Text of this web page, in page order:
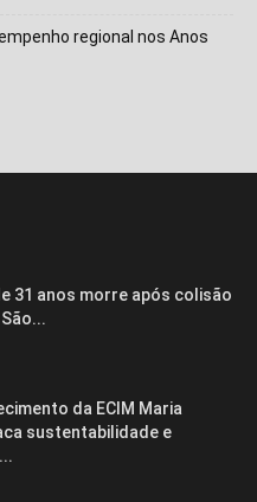
regional nos Anos
31 anos morre após colisão
da ECIM Maria
sustentabilidade e